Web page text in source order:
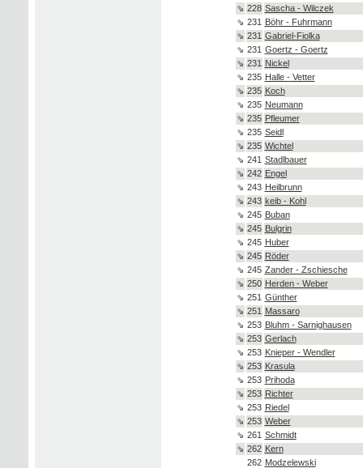
⇘ 228 Sascha - Wilczek
⇘ 231 Böhr - Fuhrmann
⇘ 231 Gabriel-Fiolka
⇘ 231 Goertz - Goertz
⇘ 231 Nickel
⇘ 235 Halle - Vetter
⇘ 235 Koch
⇘ 235 Neumann
⇘ 235 Pfleumer
⇘ 235 Seidl
⇘ 235 Wichtel
⇘ 241 Stadlbauer
⇘ 242 Engel
⇘ 243 Heilbrunn
⇘ 243 keib - Kohl
⇘ 245 Buban
⇘ 245 Bulgrin
⇘ 245 Huber
⇘ 245 Röder
⇘ 245 Zander - Zschiesche
⇘ 250 Herden - Weber
⇘ 251 Günther
⇘ 251 Massaro
⇘ 253 Bluhm - Sarnighausen
⇘ 253 Gerlach
⇘ 253 Knieper - Wendler
⇘ 253 Krasula
⇘ 253 Prihoda
⇘ 253 Richter
⇘ 253 Riedel
⇘ 253 Weber
⇘ 261 Schmidt
⇘ 262 Kern
262 Modzelewski